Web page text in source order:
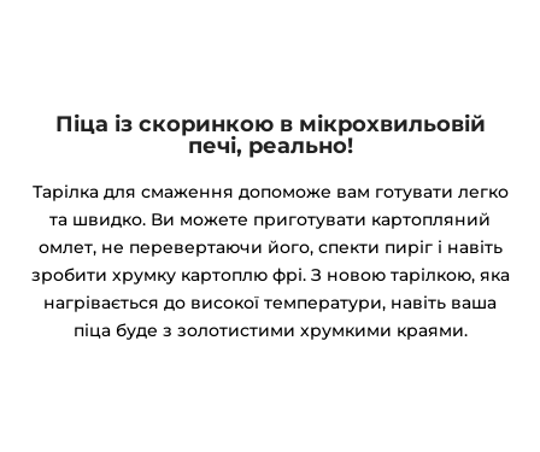
Піца із скоринкою в мікрохвильовій
печі, реально!
Тарілка для смаження допоможе вам готувати легко
та швидко. Ви можете приготувати картопляний
омлет, не перевертаючи його, спекти пиріг і навіть
зробити хрумку картоплю фрі. З новою тарілкою, яка
нагрівається до високої температури, навіть ваша
піца буде з золотистими хрумкими краями.